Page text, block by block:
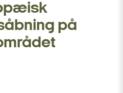
på